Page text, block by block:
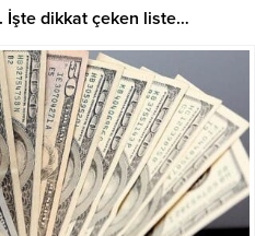
İşte dikkat çeken liste…